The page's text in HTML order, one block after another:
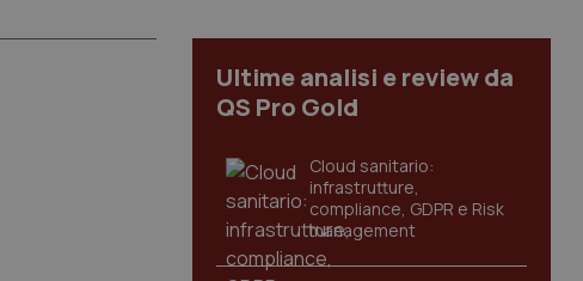
Ultime analisi e review da
QS Pro Gold
Cloud sanitario:
infrastrutture,
compliance, GDPR e Risk
management